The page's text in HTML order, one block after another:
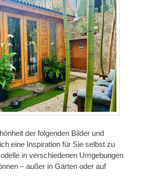
der folgenden Bilder und
eine Inspiration für Sie selbst zu
in verschiedenen Umgebungen
– außer in Gärten oder auf